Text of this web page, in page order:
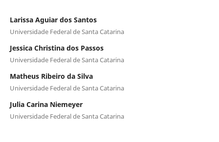
Larissa Aguiar dos Santos
Universidade Federal de Santa Catarina
Jessica Christina dos Passos
Universidade Federal de Santa Catarina
Matheus Ribeiro da Silva
Universidade Federal de Santa Catarina
Julia Carina Niemeyer
Universidade Federal de Santa Catarina